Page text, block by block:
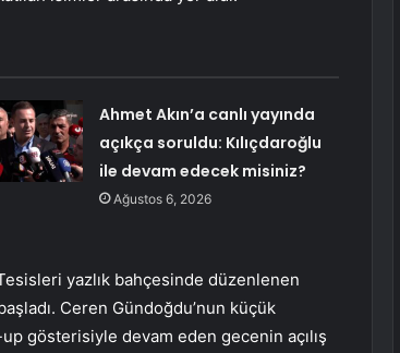
Ahmet Akın’a canlı yayında
açıkça soruldu: Kılıçdaroğlu
ile devam edecek misiniz?
Ağustos 6, 2026
yazlık bahçesinde düzenlenen
Ceren Gündoğdu’nun küçük
gösterisiyle devam eden gecenin açılış